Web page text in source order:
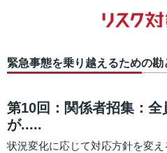
緊急事態を乗り越えるための勘
第10回：関係者招集：
が.....
状況変化に応じて対応方針を変え